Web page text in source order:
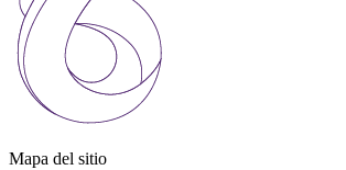
Mapa del sitio